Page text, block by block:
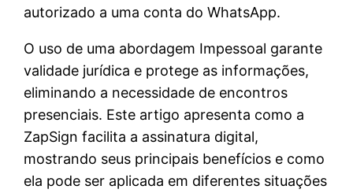
autorizado a uma conta do WhatsApp.
O uso de uma abordagem Impessoal garante
validade jurídica e protege as informações,
eliminando a necessidade de encontros
presenciais. Este artigo apresenta como a
ZapSign facilita a assinatura digital,
mostrando seus principais benefícios e como
ela pode ser aplicada em diferentes situações